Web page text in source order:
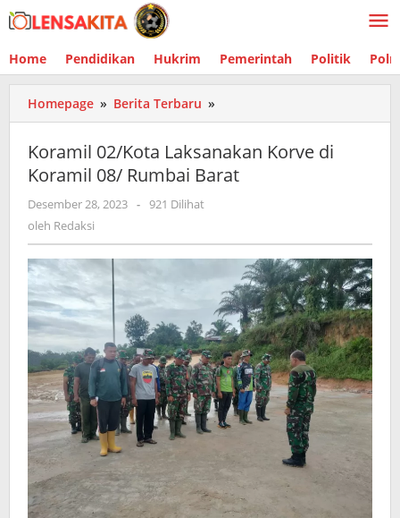
Lewati
ke
Home Pendidikan Hukrim Pemerintah Politik
Homepage » Berita Terbaru »
02/Kota
Laksanakan
Korve
di
Koramil 02/Kota Laksanakan Korve di
Koramil 08/ Rumbai Barat
Desember 28, 2023 oleh
- 921 Dilihat
oleh Redaksi